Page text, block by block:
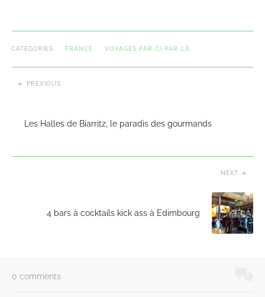
CATEGORIES FRANCE VOYAGES PAR-CI PAR-LÀ
PREVIOUS
Les Halles de Biarritz, le paradis des gourmands
NEXT
4 bars à cocktails kick ass à Edimbourg
0 comments